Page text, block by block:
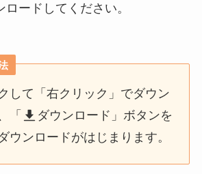
ードしてください。
して「右クリック」でダウン
「
ダウンロード」ボタンを
ウンロードがはじまります。